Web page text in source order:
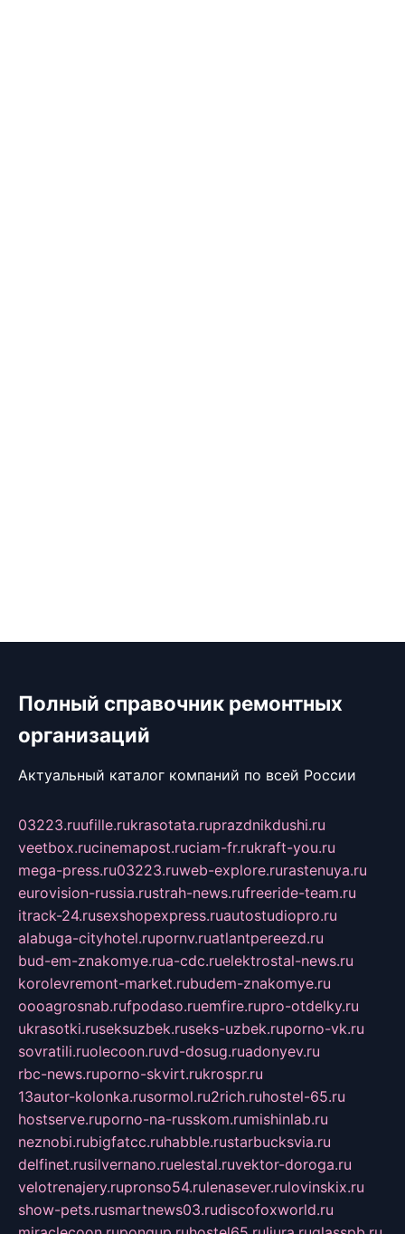
Полный справочник ремонтных
организаций
Актуальный каталог компаний по всей России
03223.ruufille.rukrasotata.ruprazdnikdushi.ru
veetbox.rucinemapost.ruciam-fr.rukraft-you.ru
mega-press.ru03223.ruweb-explore.rurastenuya.ru
eurovision-russia.rustrah-news.rufreeride-team.ru
itrack-24.rusexshopexpress.ruautostudiopro.ru
alabuga-cityhotel.rupornv.ruatlantpereezd.ru
bud-em-znakomye.rua-cdc.ruelektrostal-news.ru
korolevremont-market.rubudem-znakomye.ru
oooagrosnab.rufpodaso.ruemfire.rupro-otdelky.ru
ukrasotki.ruseksuzbek.ruseks-uzbek.ruporno-vk.ru
sovratili.ruolecoon.ruvd-dosug.ruadonyev.ru
rbc-news.ruporno-skvirt.rukrospr.ru
13autor-kolonka.rusormol.ru2rich.ruhostel-65.ru
hostserve.ruporno-na-russkom.rumishinlab.ru
neznobi.rubigfatcc.ruhabble.rustarbucksvia.ru
delfinet.rusilvernano.ruelestal.ruvektor-doroga.ru
velotrenajery.rupronso54.rulenasever.rulovinskix.ru
show-pets.rusmartnews03.rudiscofoxworld.ru